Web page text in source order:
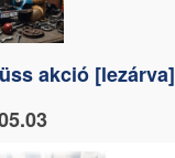
akció [lezárva]